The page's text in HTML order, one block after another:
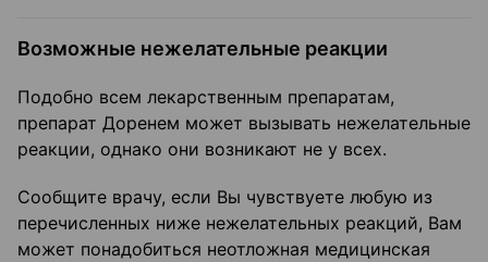
Возможные нежелательные реакции
Подобно всем лекарственным препаратам,
препарат Доренем может вызывать нежелательные
реакции, однако они возникают не у всех.
Сообщите врачу, если Вы чувствуете любую из
перечисленных ниже нежелательных реакций, Вам
может понадобиться неотложная медицинская